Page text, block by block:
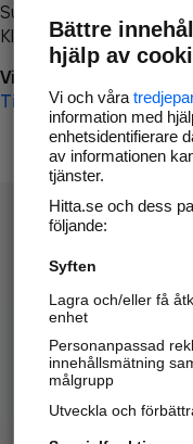
Surfa till
Klicka påTillbaka-
Vi beklagar besväret!
Till startsidan
Hitta.se - Gratis
Sök företag, personer
Hitta
Bättre
hjälp av
Vi och våra
information med
enhetsidentifierare
av informationen
tjänster.
Hitta.se och dess
följande:
Syften
Lagra och/eller få
enhet
Personanpassad
innehållsmätning
målgrupp
Utveckla och